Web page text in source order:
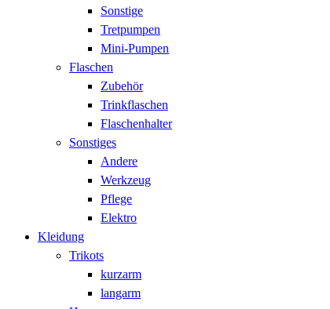
Sonstige
Tretpumpen
Mini-Pumpen
Flaschen
Zubehör
Trinkflaschen
Flaschenhalter
Sonstiges
Andere
Werkzeug
Pflege
Elektro
Kleidung
Trikots
kurzarm
langarm